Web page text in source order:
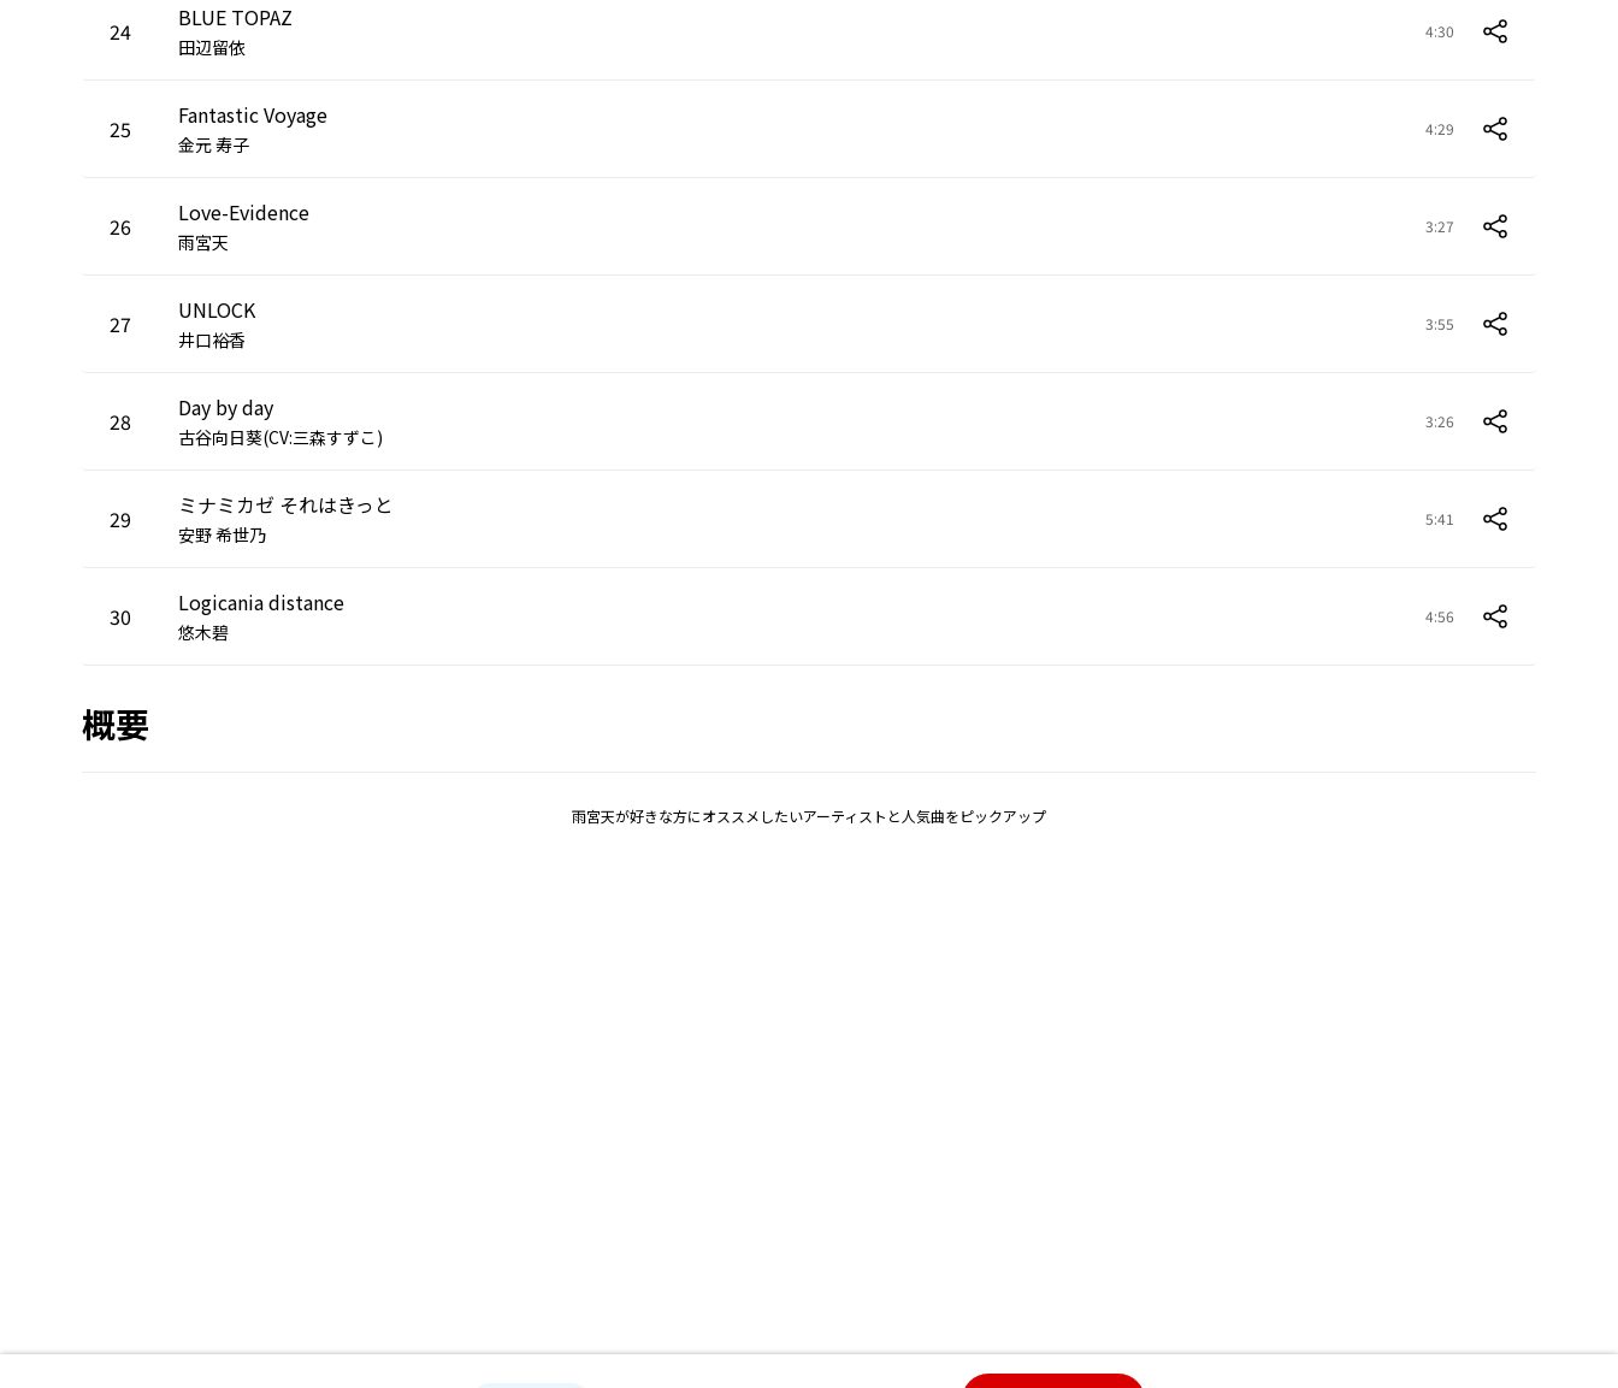
24 BLUE TOPAZ
田辺留依
4:30
25 Fantastic Voyage
金元 寿子
4:29
26 Love-Evidence
雨宮天
3:27
27 UNLOCK
井口裕香
3:55
28 Day by day
古谷向日葵(CV:三森すずこ)
3:26
29 ミナミカゼ それはきっと
安野 希世乃
5:41
30 Logicania distance
悠木碧
4:56
概要
雨宮天が好きな方にオススメしたいアーティストと人気曲をピックアップ